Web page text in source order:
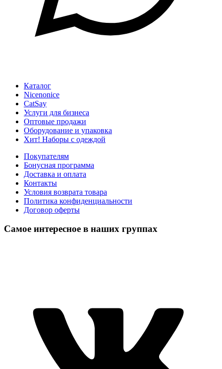
Каталог
Nicenonice
CatSay
Услуги для бизнеса
Оптовые продажи
Оборудование и упаковка
Хит! Наборы с одеждой
Покупателям
Бонусная программа
Доставка и оплата
Контакты
Условия возврата товара
Политика конфиденциальности
Договор оферты
Самое интересное в наших группах